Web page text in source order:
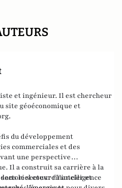
et ingénieur. Il est chercheur
site géoéconomique et
.
du développement
commerciales et des
une perspective
Il a construit sa carrière à la
le secteur financier et
couvre l’intelligence